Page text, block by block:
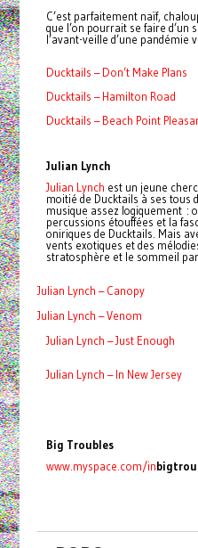
C’est parfaitement naïf,
que l’on pourrait se faire
l’avant-veille d’une pandémie
Ducktails – Don’t Make Plans
Ducktails – Hamilton Road
Ducktails – Beach Point
Julian Lynch
Julian Lynch est un jeune
moitié de Ducktails à ses tous
musique assez logiquement :
percussions étouffées et la
oniriques de Ducktails. Mais
vents exotiques et des
stratosphère et le sommeil
Julian Lynch – Canopy
Julian Lynch – Venom
Julian Lynch – Just Enough
Julian Lynch – In New Jersey
Big Troubles
www.myspace.com/in